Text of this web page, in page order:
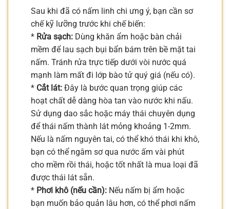
Sau khi đã có nấm linh chi ưng ý, bạn cần sơ
chế kỹ lưỡng trước khi chế biến:
* Rửa sạch: Dùng khăn ẩm hoặc bàn chải
mềm để lau sạch bụi bẩn bám trên bề mặt tai
nấm. Tránh rửa trực tiếp dưới vòi nước quá
mạnh làm mất đi lớp bào tử quý giá (nếu có).
* Cắt lát: Đây là bước quan trọng giúp các
hoạt chất dễ dàng hòa tan vào nước khi nấu.
Sử dụng dao sắc hoặc máy thái chuyên dụng
để thái nấm thành lát mỏng khoảng 1-2mm.
Nếu là nấm nguyên tai, có thể khó thái khi khô,
bạn có thể ngâm sơ qua nước ấm vài phút
cho mềm rồi thái, hoặc tốt nhất là mua loại đã
được thái lát sẵn.
* Phơi khô (nếu cần): Nếu nấm bị ẩm hoặc
bạn muốn bảo quản lâu hơn, có thể phơi nấm